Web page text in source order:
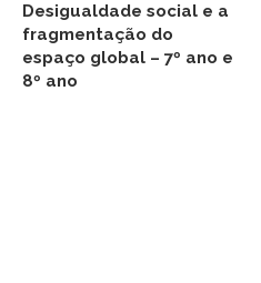
Desigualdade social e a
fragmentação do
espaço global – 7º ano e
8º ano